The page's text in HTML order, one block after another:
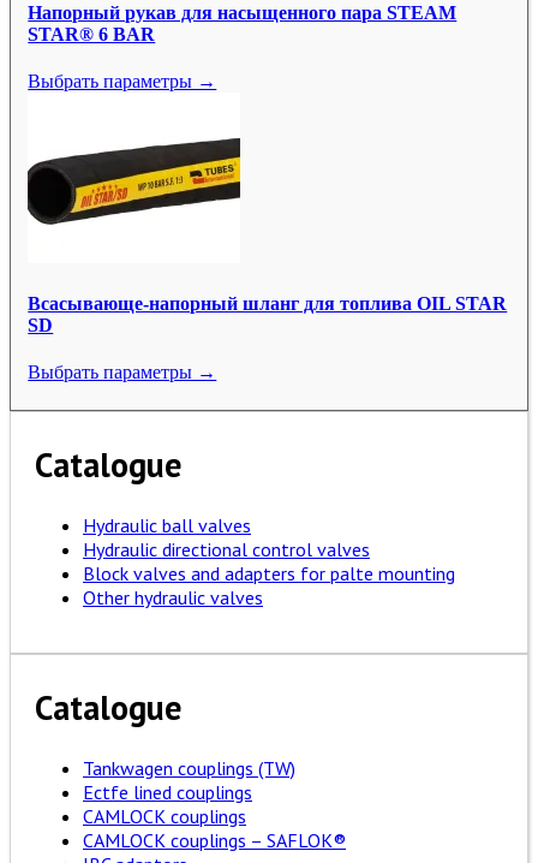
Напорный рукав для насыщенного пара STEAM
STAR® 6 BAR
Выбрать параметры →
Всасывающе-напорный шланг для топлива OIL STAR
SD
Выбрать параметры →
Catalogue
Hydraulic ball valves
Hydraulic directional control valves
Block valves and adapters for palte mounting
Other hydraulic valves
Catalogue
Tankwagen couplings (TW)
Ectfe lined couplings
CAMLOCK couplings
CAMLOCK couplings – SAFLOK®